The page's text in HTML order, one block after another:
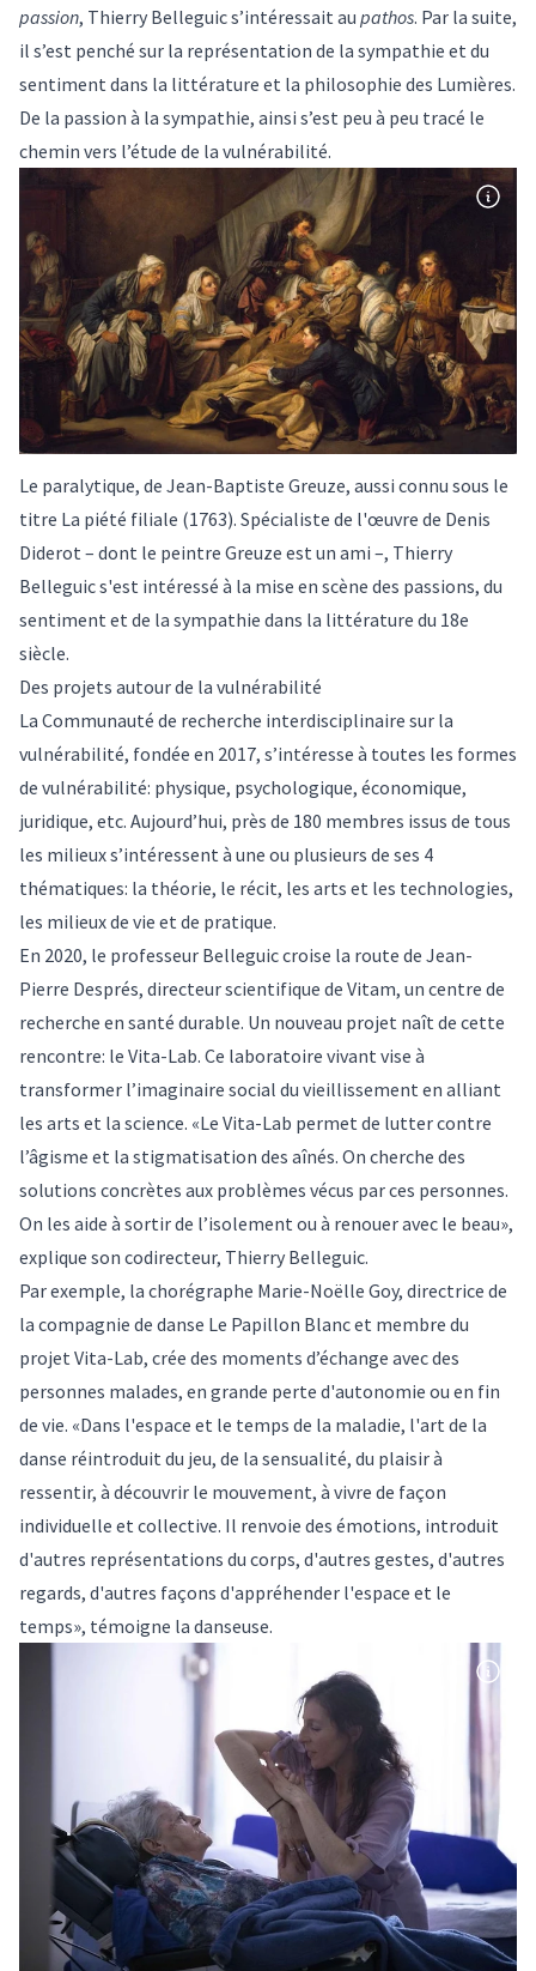
passion, Thierry Belleguic s’intéressait au pathos. Par la suite,
il s’est penché sur la représentation de la sympathie et du
sentiment dans la littérature et la philosophie des Lumières.
De la passion à la sympathie, ainsi s’est peu à peu tracé le
chemin vers l’étude de la vulnérabilité.
Le paralytique, de Jean-Baptiste Greuze, aussi connu sous le
titre La piété filiale (1763). Spécialiste de l'œuvre de Denis
Diderot – dont le peintre Greuze est un ami –, Thierry
Belleguic s'est intéressé à la mise en scène des passions, du
sentiment et de la sympathie dans la littérature du 18e
siècle.
Des projets autour de la vulnérabilité
La Communauté de recherche interdisciplinaire sur la
vulnérabilité, fondée en 2017, s’intéresse à toutes les formes
de vulnérabilité: physique, psychologique, économique,
juridique, etc. Aujourd’hui, près de 180 membres issus de tous
les milieux s’intéressent à une ou plusieurs de ses 4
thématiques: la théorie, le récit, les arts et les technologies,
les milieux de vie et de pratique.
En 2020, le professeur Belleguic croise la route de Jean-
Pierre Després, directeur scientifique de Vitam, un centre de
recherche en santé durable. Un nouveau projet naît de cette
rencontre: le Vita-Lab. Ce laboratoire vivant vise à
transformer l’imaginaire social du vieillissement en alliant
les arts et la science. «Le Vita-Lab permet de lutter contre
l’âgisme et la stigmatisation des aînés. On cherche des
solutions concrètes aux problèmes vécus par ces personnes.
On les aide à sortir de l’isolement ou à renouer avec le beau»,
explique son codirecteur, Thierry Belleguic.
Par exemple, la chorégraphe Marie-Noëlle Goy, directrice de
la compagnie de danse Le Papillon Blancet membre du
projet Vita-Lab, crée des moments d’échange avec des
personnes malades, en grande perte d'autonomie ou en fin
de vie. «Dans l'espace et le temps de la maladie, l'art de la
danse réintroduit du jeu, de la sensualité, du plaisir à
ressentir, à découvrir le mouvement, à vivre de façon
individuelle et collective. Il renvoie des émotions, introduit
d'autres représentations du corps, d'autres gestes, d'autres
regards, d'autres façons d'appréhender l'espace et le
temps», témoigne la danseuse.